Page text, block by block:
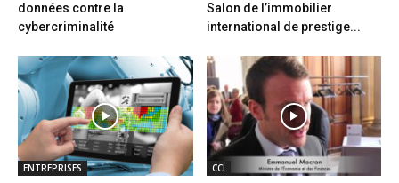
données contre la
cybercriminalité
Salon de l’immobilier
international de prestige...
ENTREPRISES CCI